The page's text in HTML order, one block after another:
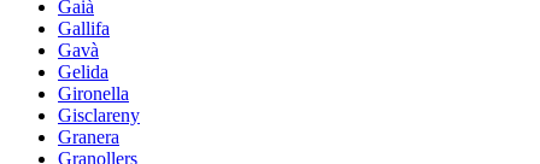
Gaià
Gallifa
Gavà
Gelida
Gironella
Gisclareny
Granera
Granollers